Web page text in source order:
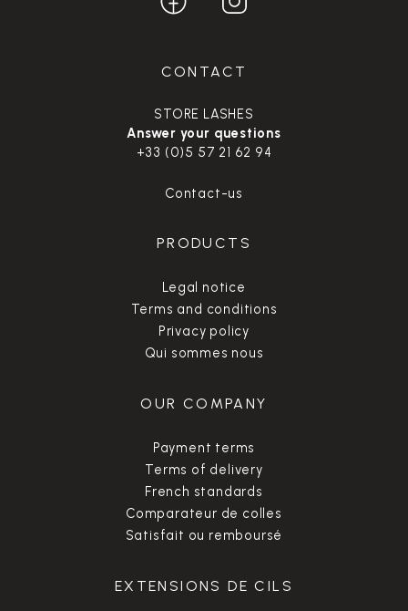
CONTACT
STORE LASHES
Answer your questions
+33 (0)5 57 21 62 94
Contact-us
PRODUCTS
Legal notice
Terms and conditions
Privacy policy
Qui sommes nous
OUR COMPANY
Payment terms
Terms of delivery
French standards
Comparateur de colles
Satisfait ou remboursé
EXTENSIONS DE CILS